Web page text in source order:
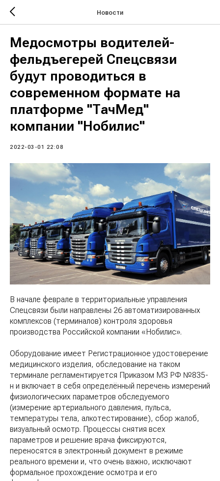
Новости
Медосмотры водителей-
фельдъегерей Спецсвязи
будут проводиться в
современном формате на
платформе "ТачМед"
компании "Нобилис"
2022-03-01 22:08
В начале феврале в территориальные управления
Спецсвязи были направлены 26 автоматизированных
комплексов (терминалов) контроля здоровья
производства Российской компании «Нобилис».
Оборудование имеет Регистрационное удостоверение
медицинского изделия, обследование на таком
терминале регламентируется Приказом МЗ РФ №835-
н и включает в себя определённый перечень измерений
физиологических параметров обследуемого
(измерение артериального давления, пульса,
температуры тела, алкотестирование), сбор жалоб,
визуальный осмотр. Процессы снятия всех
параметров и решение врача фиксируются,
переносятся в электронный документ в режиме
реального времени и, что очень важно, исключают
формальное прохождение осмотра и его